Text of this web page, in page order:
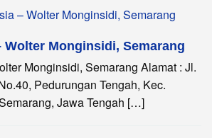
Wolter Monginsidi, Semarang
Monginsidi, Semarang Alamat : Jl.
Pedurungan Tengah, Kec.
Jawa Tengah […]